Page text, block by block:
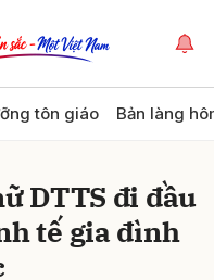
tôn giáo Bản làng
DTTS đi đầu
tế gia đình